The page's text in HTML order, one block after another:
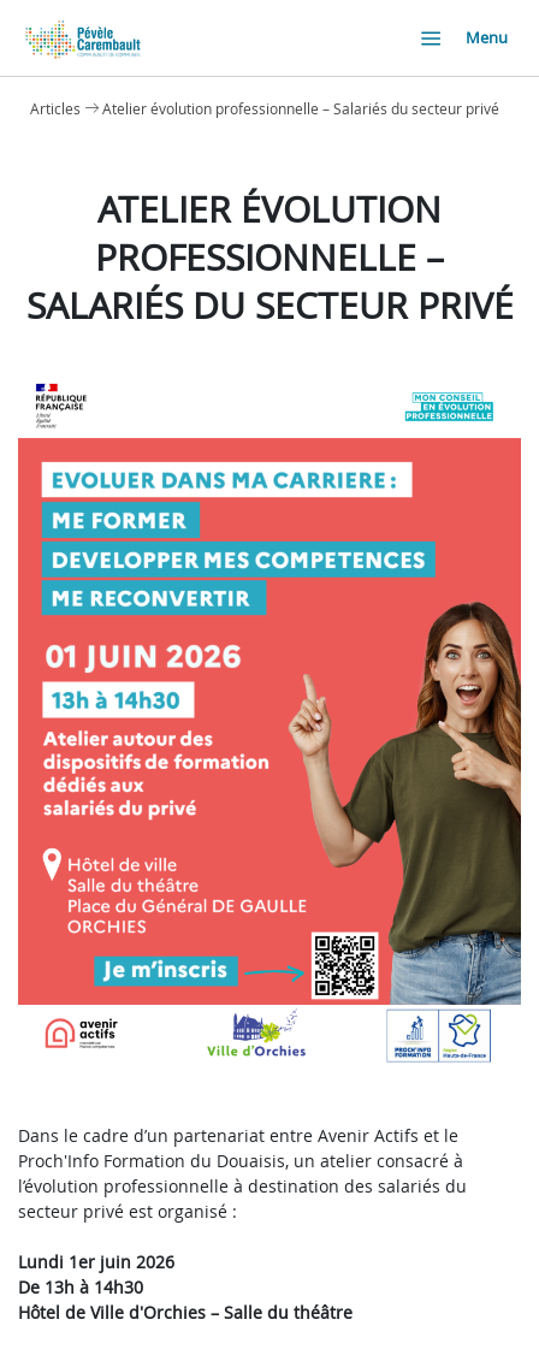
Menu
Articles Atelier évolution professionnelle – Salariés du secteur privé
ATELIER ÉVOLUTION
PROFESSIONNELLE –
SALARIÉS DU SECTEUR PRIVÉ
Dans le cadre d’un partenariat entre Avenir Actifs et le
Proch'Info Formation du Douaisis, un atelier consacré à
l’évolution professionnelle à destination des salariés du
secteur privé est organisé :
Lundi 1er juin 2026
De 13h à 14h30
Hôtel de Ville d'Orchies – Salle du théâtre